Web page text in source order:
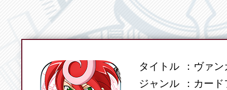
SPECタイトル
ヴァン
ジャンル
カード